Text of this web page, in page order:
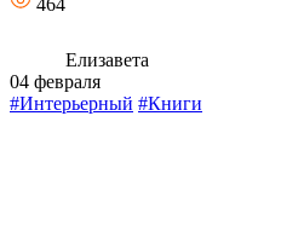
Елизавета
04 февраля
#Интерьерный #Книги